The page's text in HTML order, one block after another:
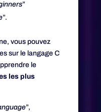
”
”.
vous pouvez
sur le langage C
le
les plus
”,